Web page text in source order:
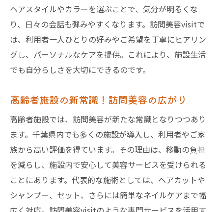
ヘアスタイルやカラーを選ぶことで、気分が明るくな
り、日々の会話も弾みやすくなります。訪問美容visitで
は、利用者一人ひとりの好みやご希望を丁寧にヒアリン
グし、パーソナルなケアを提供。これにより、施設生活
でも自分らしさを大切にできるのです。
高齢者施設の新常識！訪問美容の広がり
高齢者施設では、訪問美容が新たな常識となりつつあり
ます。千葉県内でも多くの施設が導入し、利用者やご家
族から高い評価を得ています。その理由は、移動の負担
を減らし、施設内で安心して美容サービスを受けられる
ことにあります。代表的な施術としては、ヘアカットや
シャンプー、セット、さらには簡単なネイルケアまで幅